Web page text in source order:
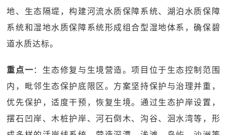
地、生态隔堤，构建河流水质保障系统、湖泊水质保障
系统和湿地水质保障系统形成组合型湿地体系，确保碧
道水质达标。
重点一 ：生态修复与生境营造。项目位于生态控制范围
内，毗邻生态保护底限区。方案坚持保护与治理并重，
优先保护，适度干预，恢复生境。通过生态护岸设置，
摆石凹岸、木桩护岸、河石倒木、沟谷、洄水湾等，形